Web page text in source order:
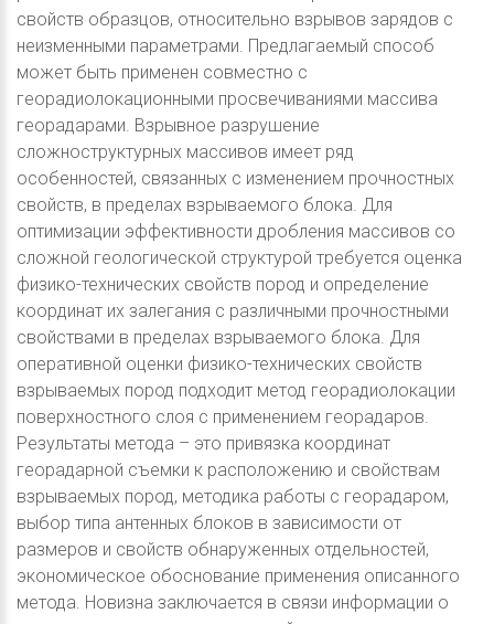
свойств образцов, относительно взрывов зарядов с
неизменными параметрами. Предлагаемый способ
может быть применен совместно с
георадиолокационными просвечиваниями массива
георадарами. Взрывное разрушение
сложноструктурных массивов имеет ряд
особенностей, связанных с изменением прочностных
свойств, в пределах взрываемого блока. Для
оптимизации эффективности дробления массивов со
сложной геологической структурой требуется оценка
физико-технических свойств пород и определение
координат их залегания с различными прочностными
свойствами в пределах взрываемого блока. Для
оперативной оценки физико-технических свойств
взрываемых пород подходит метод георадиолокации
поверхностного слоя с применением георадаров.
Результаты метода – это привязка координат
георадарной съемки к расположению и свойствам
взрываемых пород, методика работы с георадаром,
выбор типа антенных блоков в зависимости от
размеров и свойств обнаруженных отдельностей,
экономическое обоснование применения описанного
метода. Новизна заключается в связи информации о